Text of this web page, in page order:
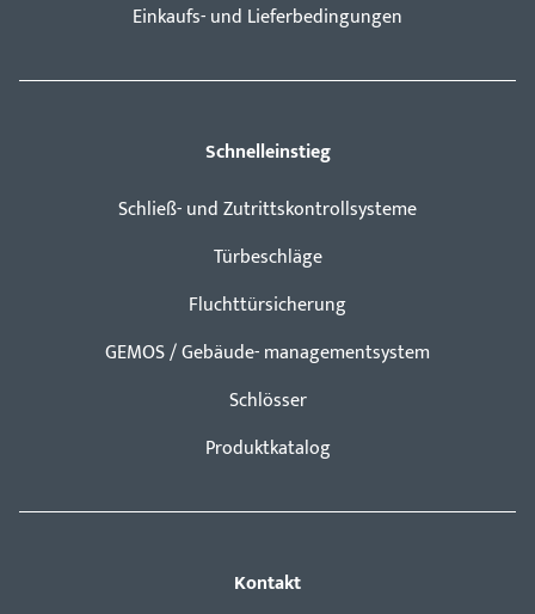
Einkaufs- und Lieferbedingungen
Schnelleinstieg
Schließ- und Zutrittskontrollsysteme
Türbeschläge
Fluchttürsicherung
GEMOS / Gebäude- managementsystem
Schlösser
Produktkatalog
Kontakt